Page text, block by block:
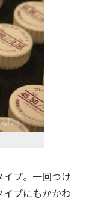
プ。一回つけ
プにもかかわ